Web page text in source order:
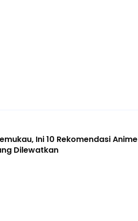
Ini 10 Rekomendasi Anime
Dilewatkan